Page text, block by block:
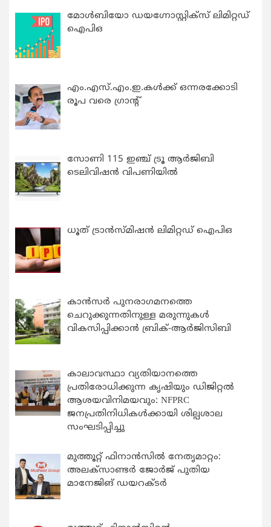
മോൾബിയോ ഡയഗ്നോസ്റ്റിക്സ് ലിമിറ്റഡ്
ഐപിഒ
എം.എസ്.എം.ഇ.കൾക്ക് ഒന്നരക്കോടി
രൂപ വരെ ഗ്രാന്റ്
സോണി 115 ഇഞ്ച് ട്രൂ ആർജിബി
ടെലിവിഷൻ വിപണിയിൽ
ധൂത് ട്രാൻസ്മിഷൻ ലിമിറ്റഡ് ഐപിഒ
കാന്‍സര്‍ പുനരാഗമനത്തെ
ചെറുക്കുന്നതിനുള്ള മരുന്നുകള്‍
വികസിപ്പിക്കാന്‍ ബ്രിക്-ആര്‍ജിസിബി
കാലാവസ്ഥാ വ്യതിയാനത്തെ
പ്രതിരോധിക്കുന്ന കൃഷിയും ഡിജിറ്റൽ
ആശയവിനിമയവും: NFPRC
ജനപ്രതിനിധികൾക്കായി ശില്പശാല
സംഘടിപ്പിച്ചു
മുത്തൂറ്റ് ഫിനാൻസിൽ നേതൃമാറ്റം:
അലക്സാണ്ടർ ജോർജ് പുതിയ
മാനേജിങ് ഡയറക്ടർ